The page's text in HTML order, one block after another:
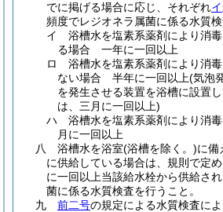
でに掲げる場合に応じ、それぞれイ
頻度でレジオネラ属菌に係る水質検
イ
浴槽水を塩素系薬剤により消
る場合 一年に一回以上
ロ
浴槽水を塩素系薬剤により消
ない場合 半年に一回以上(気泡
を発生させる装置を浴槽に設置
は、三月に一回以上)
ハ
浴槽水を塩素系薬剤により消
月に一回以上
八
浴槽水を浴室(浴槽を除く。)に備
に供給している場合は、規則で定
に一回以上当該給水栓から供給さ
菌に係る水質検査を行うこと。
九
前二号の規定による水質検査によ